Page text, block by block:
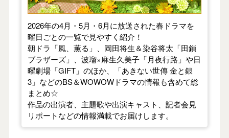
2026年の4月・5月・6月に放送された春ドラマを
曜日ごとの一覧で見やすく紹介！
朝ドラ「風、薫る」、岡田将生＆染谷将太「田鎖
ブラザーズ」、波瑠×麻生久美子「月夜行路」や日
曜劇場「GIFT」のほか、「あきない世傳 金と銀
3」などのBS＆WOWOWドラマの情報も含めて総
まとめ☆
作品の出演者、主題歌や出演キャスト、記者会見
リポートなどの情報満載でお届けします。